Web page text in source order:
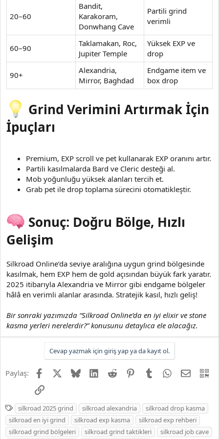
20–60
Bandit,
Karakoram,
Donwhang Cave
Partili grind
verimli
60–90
Taklamakan, Roc,
Jupiter Temple
Yüksek EXP ve
drop
90+
Alexandria,
Mirror, Baghdad
Endgame item ve
box drop
Grind Verimini Artırmak İçin
İpuçları
Premium, EXP scroll ve pet kullanarak EXP oranını artır.
Partili kasılmalarda Bard ve Cleric desteği al.
Mob yoğunluğu yüksek alanları tercih et.
Grab pet ile drop toplama sürecini otomatikleştir.
Sonuç: Doğru Bölge, Hızlı
Gelişim
Silkroad Online’da seviye aralığına uygun grind bölgesinde
kasılmak, hem EXP hem de gold açısından büyük fark yaratır.
2025 itibarıyla Alexandria ve Mirror gibi endgame bölgeler
hâlâ en verimli alanlar arasında. Stratejik kasıl, hızlı geliş!
Bir sonraki yazımızda “Silkroad Online’da en iyi elixir ve stone
kasma yerleri nerelerdir?” konusunu detaylıca ele alacağız.
Cevap yazmak için giriş yap ya da kayıt ol.
Paylaş: Facebook BlueskyLinkedIn
Reddit PinterestTumblr WhatsApp
E-posta
Link
E
t
i
silkroad 2025 grind silkroad alexandria
silkroad drop kasma
silkroad en iyi grind
silkroad exp kasma
silkroad exp rehberi
silkroad grind bölgeleri
silkroad grind taktikleri
silkroad job cave